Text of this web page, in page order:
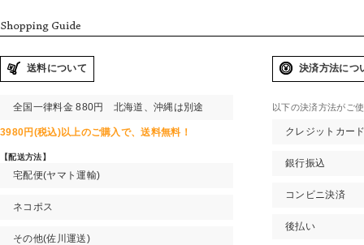
送料について
全国一律料金 880円 北海道、沖縄は別途
3980円(税込)以上のご購入で、送料無料！
【配送方法】
宅配便(ヤマト運輸)
ネコポス
その他(佐川運送)
決済方法につ
以下の決済方法がご
クレジットカー
銀行振込
コンビニ決済
後払い